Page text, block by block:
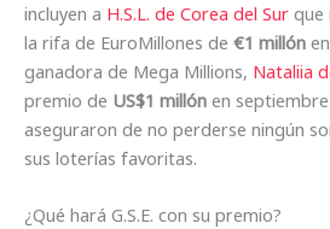
incluyen a H.S.L. de Corea del Sur que
la rifa de EuroMillones de €1 millón
ganadora de Mega Millions, Nataliia
premio de US$1 millón en
aseguraron de no perderse ningún
sus loterías favoritas.
¿Qué hará G.S.E. con su premio?